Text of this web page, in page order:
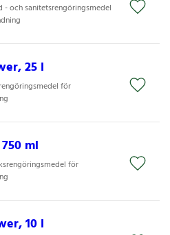
- och sanitetsrengöringsmedel
25 l
för
ml
för
10 l